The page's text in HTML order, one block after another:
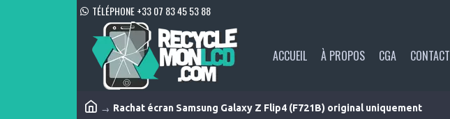
TÉLÉPHONE +33 07 83 45 53 88
ACCUEIL À PROPOS CGA CONTACT
Rachat écran Samsung Galaxy Z Flip4 (F721B) original uniquement